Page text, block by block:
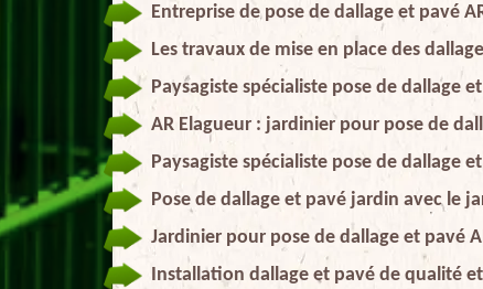
Entreprise de pose de dallage et pavé
Les travaux de mise en place des
Paysagiste spécialiste pose de dallage
AR Elagueur : jardinier pour pose de
Paysagiste spécialiste pose de dallage
Pose de dallage et pavé jardin avec le
Jardinier pour pose de dallage et pavé
Installation dallage et pavé de qualité